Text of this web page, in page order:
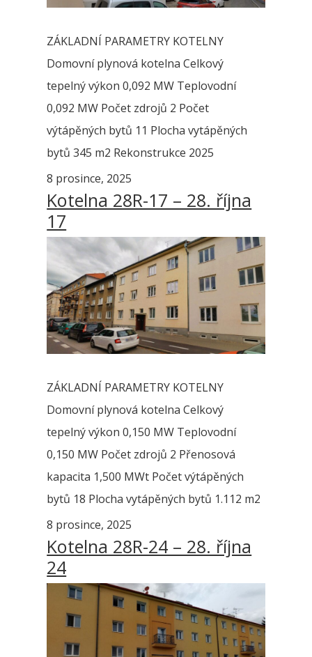
ZÁKLADNÍ PARAMETRY KOTELNY
Domovní plynová kotelna Celkový
tepelný výkon 0,092 MW Teplovodní
0,092 MW Počet zdrojů 2 Počet
výtápěných bytů 11 Plocha vytápěných
bytů 345 m2 Rekonstrukce 2025
8 prosince, 2025
Kotelna 28R-17 – 28. října
17
ZÁKLADNÍ PARAMETRY KOTELNY
Domovní plynová kotelna Celkový
tepelný výkon 0,150 MW Teplovodní
0,150 MW Počet zdrojů 2 Přenosová
kapacita 1,500 MWt Počet výtápěných
bytů 18 Plocha vytápěných bytů 1.112 m2
8 prosince, 2025
Kotelna 28R-24 – 28. října
24